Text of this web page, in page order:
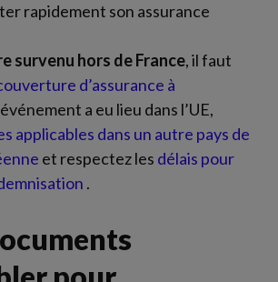
rapidement son assurance
survenu hors de France, il faut
d’assurance à
a eu lieu dans l’UE,
applicables dans un autre pays de
et respectez les délais pour
.